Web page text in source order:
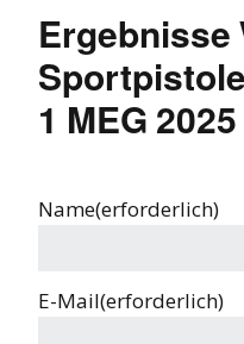
Ergebnisse
1 MEG 2025
Name(erforderlich)
E-Mail(erforderlich)